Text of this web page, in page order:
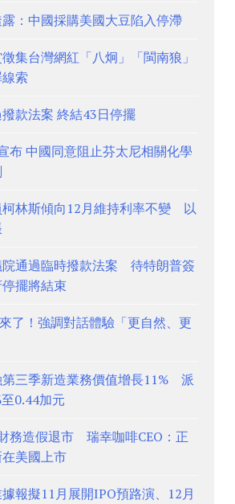
：中國採購美國大豆陷入停滯
集台灣網紅「八炯」「閩南狼」
索
款法案 終結43日停擺
布 中國同意阻止芬太尼相關化學
柯林斯傾向12月維持利率不變 以
院通過臨時撥款法案 待特朗普簽
擺將結束
了！強調對話體驗「更自然、更
第三季新造業務價值增長11% 派
0.44加元
務造假退市 瑞幸咖啡CEO：正
美國上市
報擬11月展開IPO預路演、12月